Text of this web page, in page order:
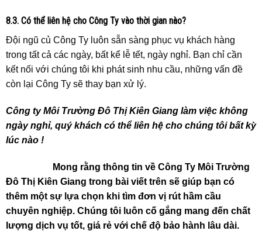
8.3. Có thể liên hệ cho Công Ty vào thời gian nào?
Đội ngũ củ Công Ty luôn sẵn sàng phục vụ khách hàng
trong tất cả các ngày, bất kể lễ tết, ngày nghỉ. Bạn chỉ cần
kết nối với chúng tôi khi phát sinh nhu cầu, những vấn đề
còn lại Công Ty sẽ thay bạn xử lý.
Công ty Môi Trường Đô Thị Kiên Giang làm việc không
ngày nghỉ, quý khách có thể liên hệ cho chúng tôi bất kỳ
lúc nào !
Mong rằng thông tin về Công Ty Môi Trường
Đô Thị Kiên Giang trong bài viết trên sẽ giúp bạn có
thêm một sự lựa chọn khi tìm đơn vị rút hầm cầu
chuyên nghiệp. Chúng tôi luôn cố gắng mang đến chất
lượng dịch vụ tốt, giá rẻ với chế độ bảo hành lâu dài.